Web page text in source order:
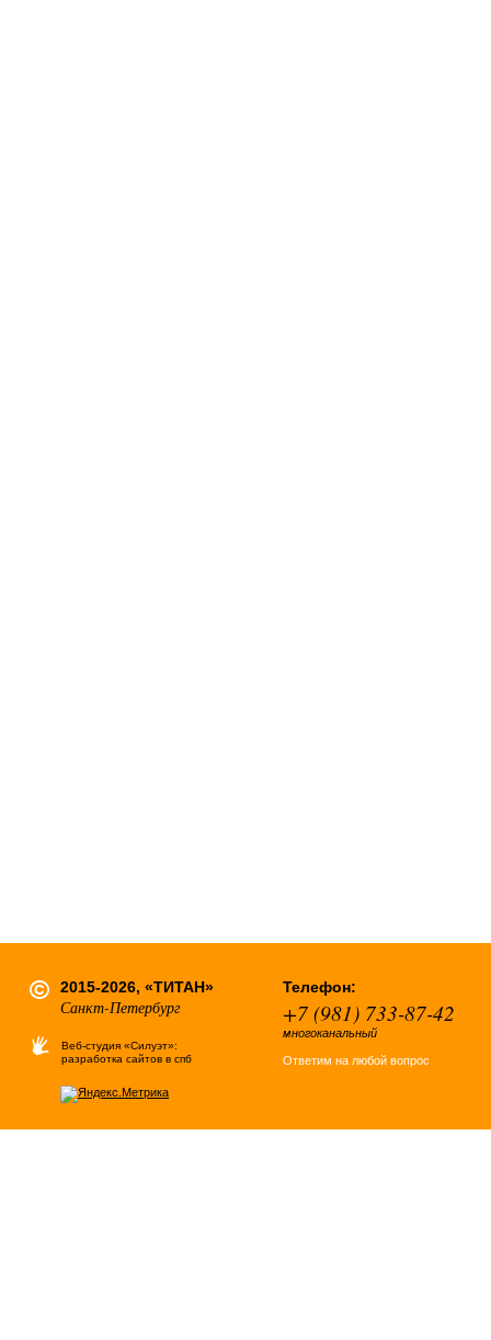
2015-2026, «ТИТАН»
Санкт-Петербург
Веб-студия «Силуэт»:
разработка сайтов в спб
Телефон:
+7 (981) 733-87-42
многоканальный
Ответим на любой вопрос